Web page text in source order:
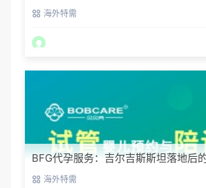
态？海外特需
BFG代孕服务：吉尔吉斯斯坦落地后
排 海外特需